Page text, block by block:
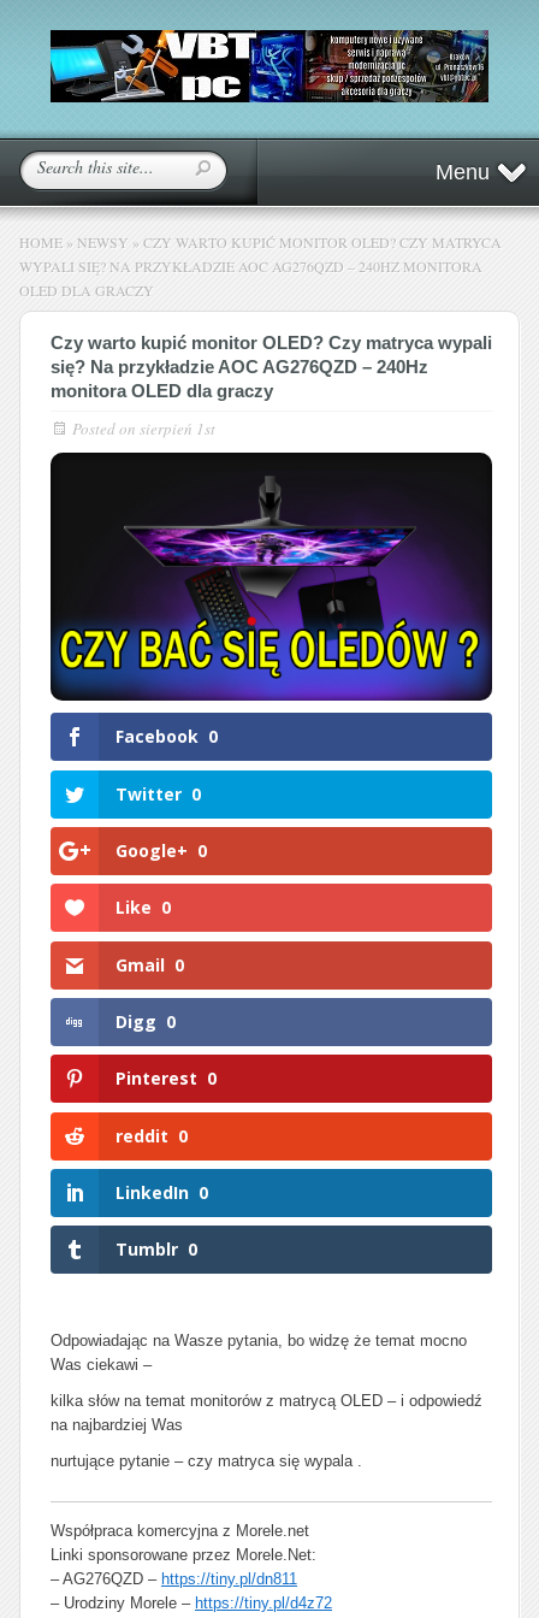
Menu
HOME » NEWSY » CZY WARTO KUPIĆ MONITOR OLED? CZY MATRYCA
WYPALI SIĘ? NA PRZYKŁADZIE AOC AG276QZD – 240HZ MONITORA
OLED DLA GRACZY
Czy warto kupić monitor OLED? Czy matryca wypali
się? Na przykładzie AOC AG276QZD – 240Hz
monitora OLED dla graczy
Posted on sierpień 1st
Facebook 0
Twitter 0
Google+ 0
Like 0
Gmail 0
Digg 0
Pinterest 0
reddit 0
LinkedIn 0
Tumblr 0
Odpowiadając na Wasze pytania, bo widzę że temat mocno
Was ciekawi –
kilka słów na temat monitorów z matrycą OLED – i odpowiedź
na najbardziej Was
nurtujące pytanie – czy matryca się wypala .
Współpraca komercyjna z Morele.net
Linki sponsorowane przez Morele.Net:
– AG276QZD – https://tiny.pl/dn811
– Urodziny Morele – https://tiny.pl/d4z72